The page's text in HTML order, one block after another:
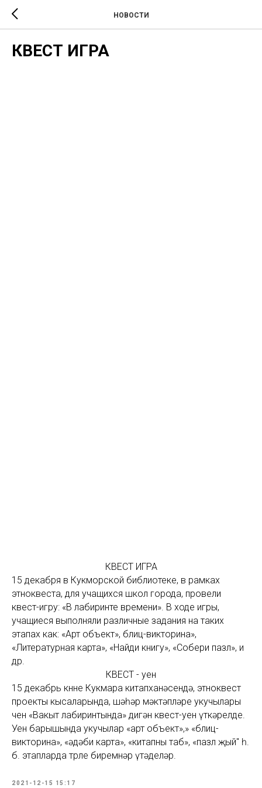
НОВОСТИ
КВЕСТ ИГРА
КВЕСТ ИГРА
15 декабря в Кукморской библиотеке, в рамках
этноквеста, для учащихся школ города, провели
квест-игру: «В лабиринте времени». В ходе игры,
учащиеся выполняли различные задания на таких
этапах как: «Арт объект», блиц-викторина»,
«Литературная карта», «Найди книгу», «Собери пазл», и
др.
КВЕСТ - уен
15 декабрь көнне Кукмара китапханәсендә, этноквест
проекты кысаларында, шәһәр мәктәпләре укучылары
өчен «Вакыт лабиринтында» дигән квест-уен үткәрелде.
Уен барышында укучылар «арт объект»,» «блиц-
викторина», «әдәби карта», «китапны таб», «пазл җый" һ.
б. этапларда төрле биремнәр үтәделәр.
2021-12-15 15:17